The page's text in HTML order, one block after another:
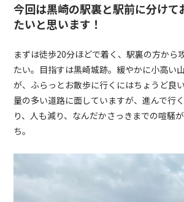
今回は黒崎の駅裏と駅前に分けて
たいと思います！
まずは徒歩20分ほどで着く、駅裏の方から
たい。目指すは黒崎城跡。緩やかに小高い
が、ふらっとお散歩に行くにはちょうど良
量の多い道路に面していますが、進んで行
り、人も減り、なんだかさっきまでの喧騒
ち。